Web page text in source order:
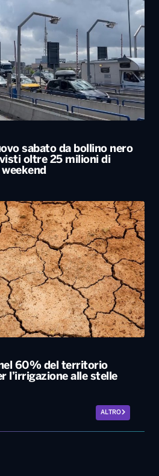
sabato da bollino nero
oltre 25 milioni di
60% del territorio
l’irrigazione alle stelle
ALTRO